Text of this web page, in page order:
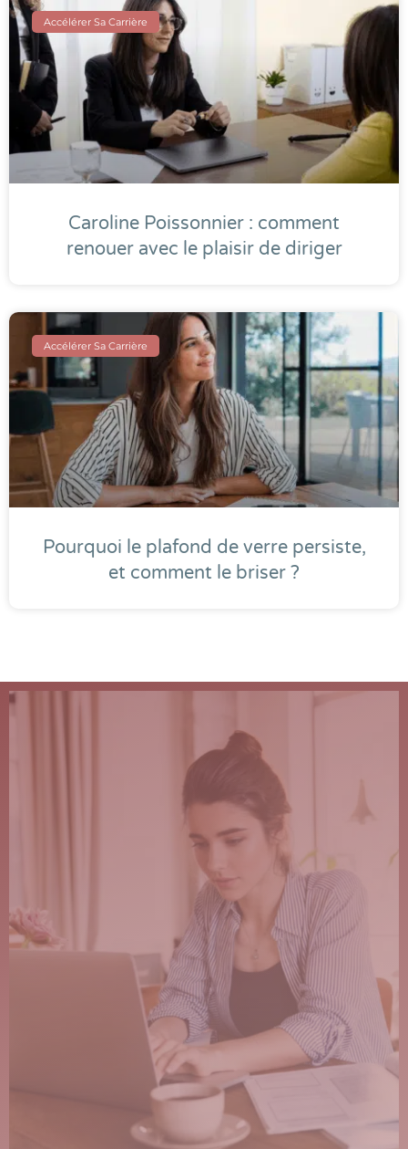
Accélérer Sa Carrière
Caroline Poissonnier : comment
renouer avec le plaisir de diriger
Accélérer Sa Carrière
Pourquoi le plafond de verre persiste,
et comment le briser ?